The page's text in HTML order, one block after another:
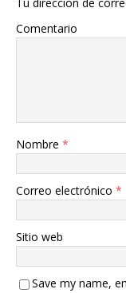
Comentario
Nombre *
Correo electrónico *
Sitio web
Save my name,